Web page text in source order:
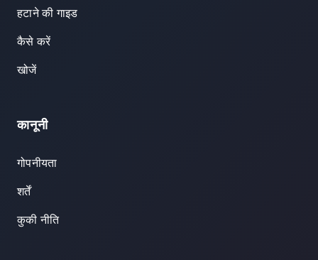
हटाने की गाइड
कैसे करें
खोजें
कानूनी
गोपनीयता
शर्तें
कुकी नीति